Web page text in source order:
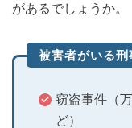
があるでしょうか。
被害者がいる刑
窃盗事件（
ど）